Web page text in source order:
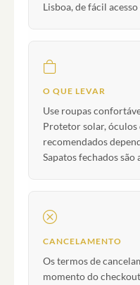
Lisboa, de fácil
O QUE LEVAR
Use roupas
Protetor solar, óculos
recomendados
Sapatos fechados são
CANCELAMENTO
Os termos de
momento do